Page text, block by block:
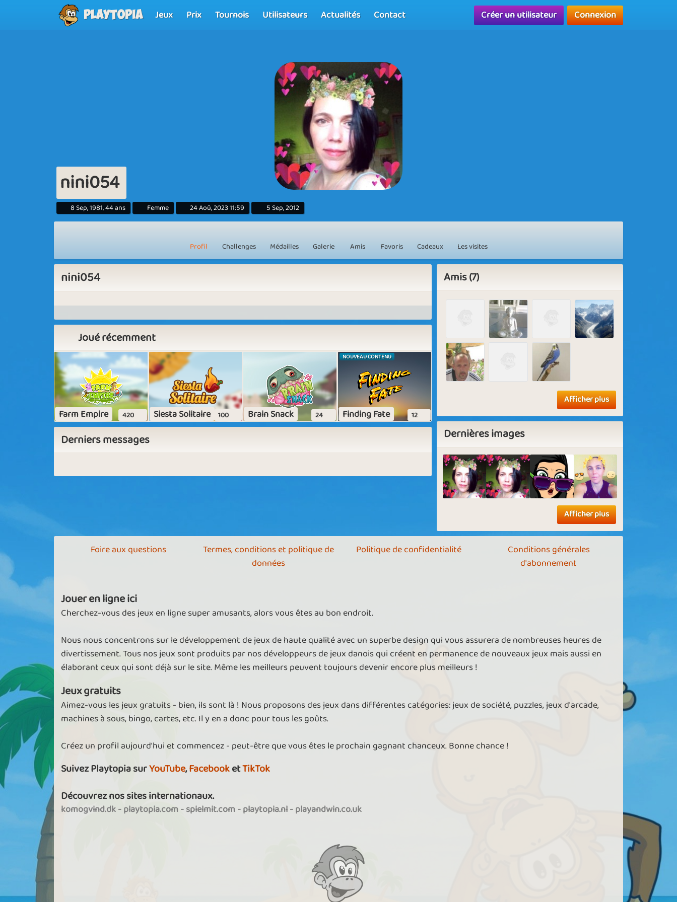
Playtopia Jeux Prix Tournois Utilisateurs Actualités Contact Créer un utilisateur Connexion
nini054
8 Sep, 1981, 44 ans Femme 24 Aoû, 2023 11:59 5 Sep, 2012
Profil Challenges Médailles Galerie Amis Favoris Cadeaux Les visites
nini054
Joué récemment
Farm Empire 420 Siesta Solitaire 100 Brain Snack 24
NOUVEAU CONTENU
Finding Fate 12
Derniers messages
Amis (7)
Afficher plus
Dernières images
Afficher plus
Foire aux questions
Termes, conditions et politique de
données
Politique de confidentialité
Conditions générales
d'abonnement
Jouer en ligne ici
Cherchez-vous des jeux en ligne super amusants, alors vous êtes au bon endroit.
Nous nous concentrons sur le développement de jeux de haute qualité avec un superbe design qui vous assurera de nombreuses heures de
divertissement. Tous nos jeux sont produits par nos développeurs de jeux danois qui créent en permanence de nouveaux jeux mais aussi en
élaborant ceux qui sont déjà sur le site. Même les meilleurs peuvent toujours devenir encore plus meilleurs !
Jeux gratuits
Aimez-vous les jeux gratuits - bien, ils sont là ! Nous proposons des jeux dans différentes catégories: jeux de société, puzzles, jeux d'arcade,
machines à sous, bingo, cartes, etc. Il y en a donc pour tous les goûts.
Créez un profil aujourd'hui et commencez - peut-être que vous êtes le prochain gagnant chanceux. Bonne chance !
Suivez Playtopia surYouTube,FacebooketTikTok
Découvrez nos sites internationaux.
komogvind.dk-playtopia.com-spielmit.com -playtopia.nl-playandwin.co.uk